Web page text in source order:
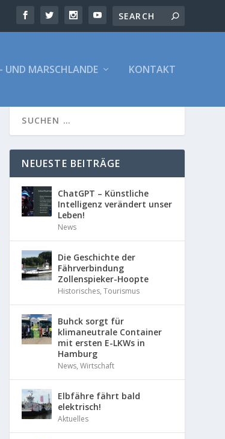
UND MARSCHLANDE KONTAKT
NEUESTE BEITRÄGE
ChatGPT – Künstliche
Intelligenz verändert unser
Leben!
News
Die Geschichte der
Fährverbindung
Zollenspieker-Hoopte
Historisches,Tourismus
Buhck sorgt für
klimaneutrale Container
mit ersten E-LKWs in
Hamburg
News,Wirtschaft
Elbfähre fährt bald
elektrisch!
Aktuelles